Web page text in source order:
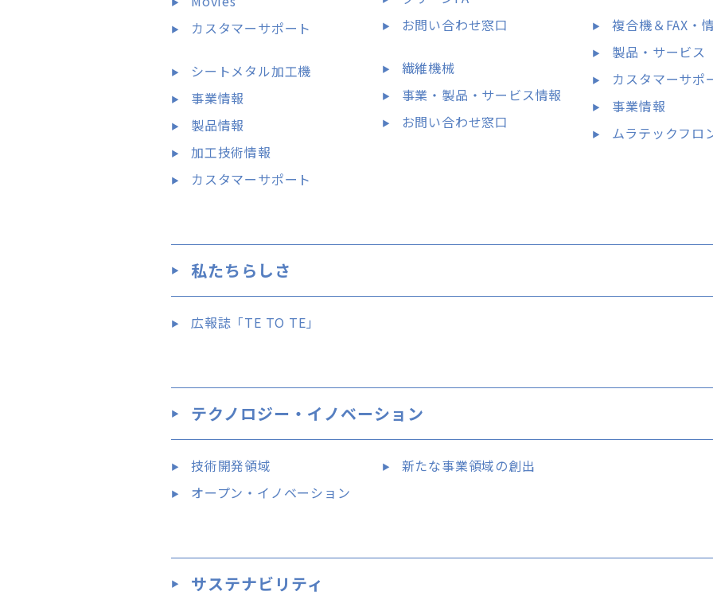
カスタマーサポート
シートメタル加工機
事業情報
製品情報
加工技術情報
カスタマーサポート
お問い合わせ窓口
繊維機械
事業・製品・サービス情報
お問い合わせ窓口
複合機＆FAX・
製品・サービス
カスタマーサポ
事業情報
ムラテックフロ
私たちらしさ
広報誌「TE TO TE」
テクノロジー・イノベーション
技術開発領域
オープン・イノベーション
新たな事業領域の創出
サステナビリティ